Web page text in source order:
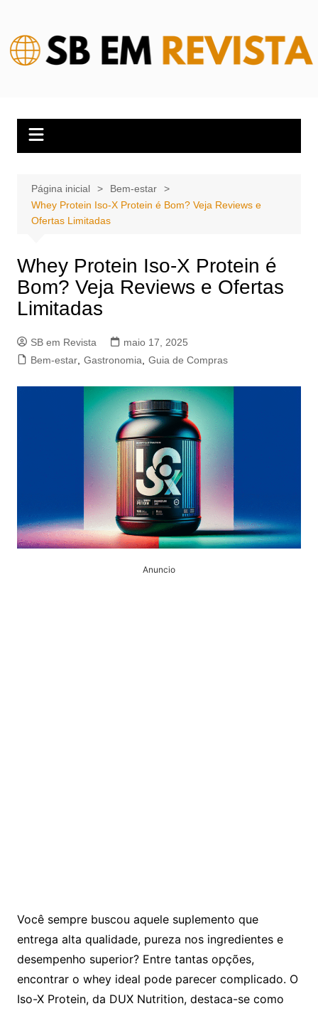
conteúdo
Página inicial
Bem-estar
Whey Protein Iso-X Protein é Bom? Veja Reviews e
Ofertas Limitadas
Whey Protein Iso-X Protein é
Bom? Veja Reviews e Ofertas
Limitadas
SB em Revista
maio 17, 2025
Bem-estar, Gastronomia Guia de Compras
Anuncio
Você sempre buscou aquele suplemento que
entrega alta qualidade, pureza nos ingredientes e
desempenho superior? Entre tantas opções,
encontrar o whey ideal pode parecer complicado. O
Iso-X Protein, da DUX Nutrition, destaca-se como